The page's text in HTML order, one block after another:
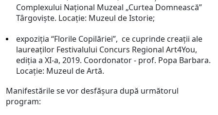
Complexului Naţional Muzeal „Curtea Domnească”
Târgovişte. Locaţie: Muzeul de Istorie;
expoziţia “Florile Copilăriei”, ce cuprinde creații ale
laureaţilor Festivalului Concurs Regional Art4You,
ediţia a XI-a, 2019. Coordonator - prof. Popa Barbara.
Locaţie: Muzeul de Artă.
Manifestările se vor desfăşura după următorul
program: